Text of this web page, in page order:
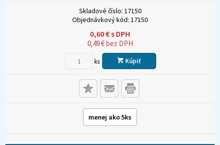
Skladové číslo: 17150
Objednávkový kód: 17150
0,60€s DPH
0,49€bez DPH
ks Kúpiť
menej ako 5ks